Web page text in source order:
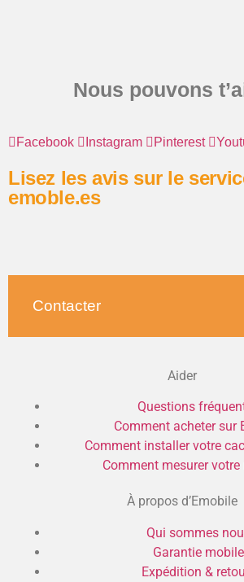
Nous pouvons
Facebook Instagram Pinterest
Lisez les avis sur le
emoble.es
Contacter
Aider
Questions
Comment acheter sur
Comment installer votre
Comment mesurer
À propos d’Emobile
Qui sommes
Garantie mobile
Expédition &